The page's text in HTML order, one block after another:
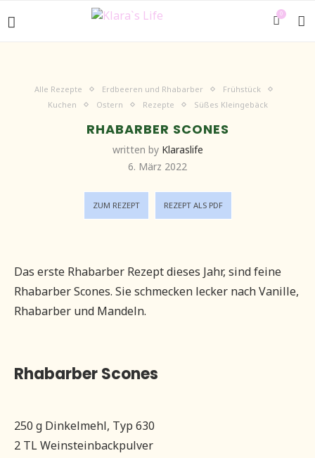
0
Alle Rezepte Erdbeeren und Rhabarber
Frühstück
Kuchen
Ostern Rezepte Süßes Kleingebäck
RHABARBER SCONES
written by Klaraslife
6. März 2022
ZUM REZEPT REZEPT ALS PDF
Das erste Rhabarber Rezept dieses Jahr, sind feine
Rhabarber Scones. Sie schmecken lecker nach Vanille,
Rhabarber und Mandeln.
Rhabarber Scones
250 g Dinkelmehl, Typ 630
2 TL Weinsteinbackpulver